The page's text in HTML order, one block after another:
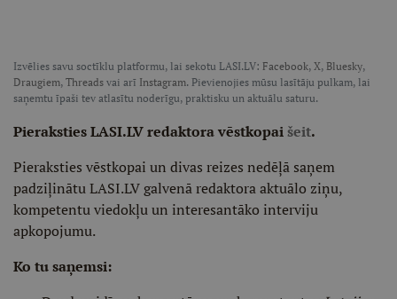
Izvēlies savu soctīklu platformu, lai sekotu LASI.LV: Facebook, X, Bluesky,
Draugiem, Threads vai arī Instagram. Pievienojies mūsu lasītāju pulkam, lai
saņemtu īpaši tev atlasītu noderīgu, praktisku un aktuālu saturu.
Pieraksties LASI.LV redaktora vēstkopaišeit.
Pieraksties vēstkopai un divas reizes nedēļā saņem
padziļinātu LASI.LV galvenā redaktora aktuālo ziņu,
kompetentu viedokļu un interesantāko interviju
apkopojumu.
Ko tu saņemsi: